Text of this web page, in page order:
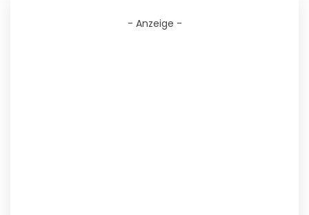
- Anzeige -